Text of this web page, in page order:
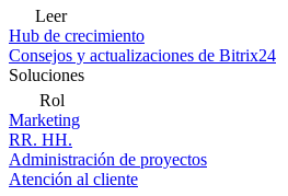
Leer
Hub de crecimiento
Consejos y actualizaciones de Bitrix24
Soluciones
Rol
Marketing
RR. HH.
Administración de proyectos
Atención al cliente